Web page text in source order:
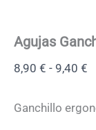
Agujas
8,90 € - 9,40 €
Ganchillo